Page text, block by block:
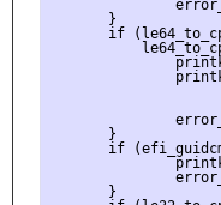
       }
if
       }
if
       }